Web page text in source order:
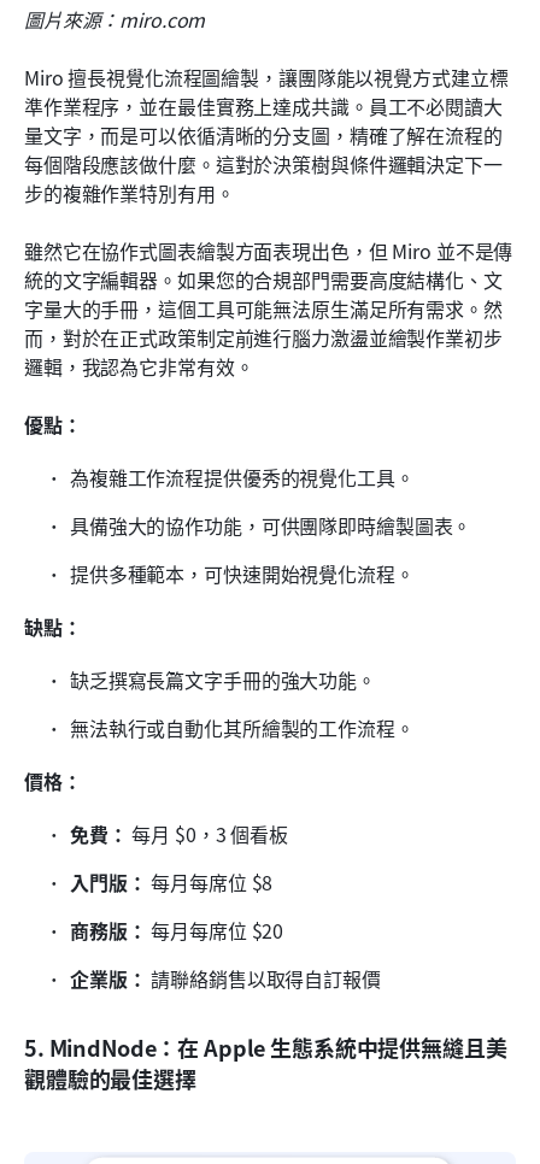
圖片來源：miro.com
Miro 擅長視覺化流程圖繪製，讓團隊能以視覺方式建立標
準作業程序，並在最佳實務上達成共識。員工不必閱讀大
量文字，而是可以依循清晰的分支圖，精確了解在流程的
每個階段應該做什麼。這對於決策樹與條件邏輯決定下一
步的複雜作業特別有用。
雖然它在協作式圖表繪製方面表現出色，但 Miro 並不是傳
統的文字編輯器。如果您的合規部門需要高度結構化、文
字量大的手冊，這個工具可能無法原生滿足所有需求。然
而，對於在正式政策制定前進行腦力激盪並繪製作業初步
邏輯，我認為它非常有效。
優點：
為複雜工作流程提供優秀的視覺化工具。
具備強大的協作功能，可供團隊即時繪製圖表。
提供多種範本，可快速開始視覺化流程。
缺點：
缺乏撰寫長篇文字手冊的強大功能。
無法執行或自動化其所繪製的工作流程。
價格：
免費： 每月 $0，3 個看板
入門版： 每月每席位 $8
商務版： 每月每席位 $20
企業版： 請聯絡銷售以取得自訂報價
5. MindNode：在 Apple 生態系統中提供無縫且美
觀體驗的最佳選擇